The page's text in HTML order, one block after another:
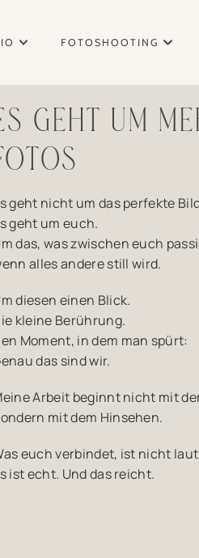
FOTOSHOOTING
GEHT UM
geht nicht um das perfekte
geht um euch.
das, was zwischen euch
alles andere still wird.
diesen einen Blick.
kleine Berührung.
Moment, in dem man spürt:
das sind wir.
Arbeit beginnt nicht mit
mit dem Hinsehen.
euch verbindet, ist nicht
ist echt. Und das reicht.